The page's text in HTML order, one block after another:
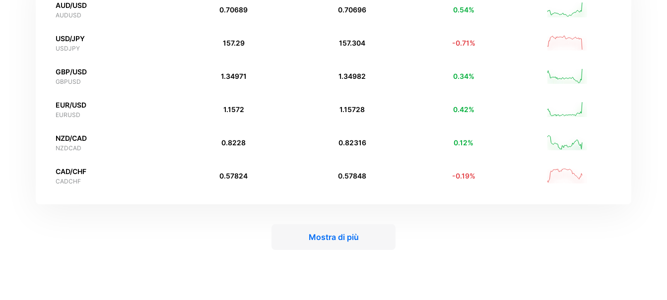
AUD/USD
AUDUSD
0.70689 0.70696 0.54%
USD/JPY
USDJPY
157.29 157.304 -0.71%
GBP/USD
GBPUSD
1.34971 1.34982 0.34%
EUR/USD
EURUSD
1.1572 1.15728 0.42%
NZD/CAD
NZDCAD
0.8228 0.82316 0.12%
CAD/CHF
CADCHF
0.57824 0.57848 -0.19%
Mostra di più